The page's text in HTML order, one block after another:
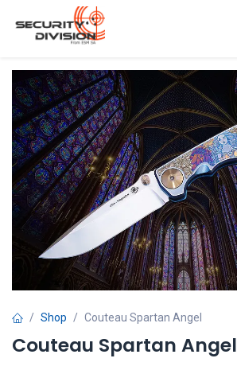
Se rendre au contenu
Shop Couteau Spartan Angel
Couteau Spartan Angel